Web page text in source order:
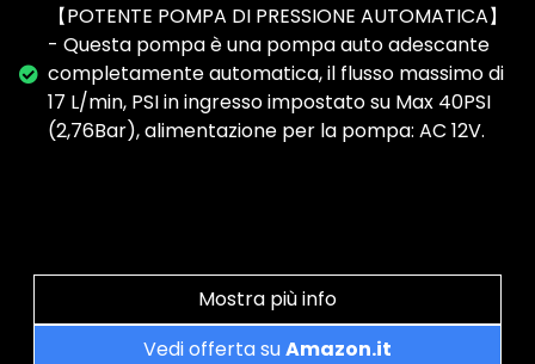
【POTENTE POMPA DI PRESSIONE AUTOMATICA】
- Questa pompa è una pompa auto adescante
completamente automatica, il flusso massimo di
17 L/min, PSI in ingresso impostato su Max 40PSI
(2,76Bar), alimentazione per la pompa: AC 12V.
Mostra più info
Vedi offerta suAmazon.it